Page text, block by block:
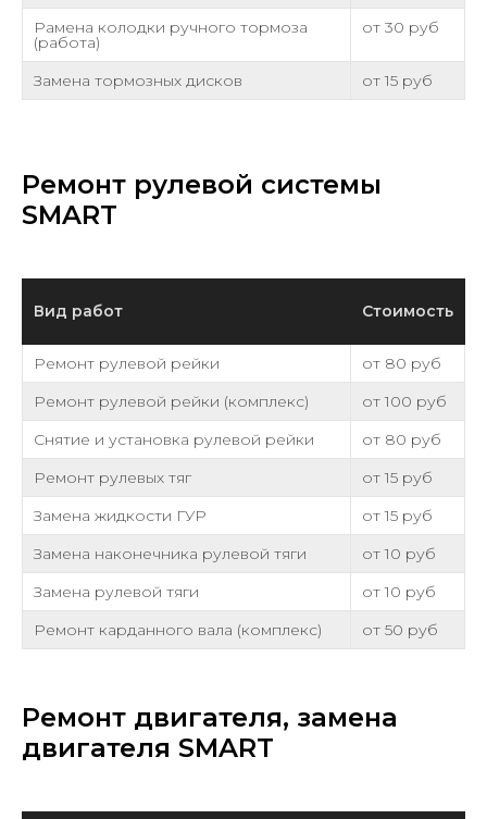
Pамена колодки ручного тормоза
(работа)
от 30 руб
Замена тормозных дисков от 15 руб
Ремонт рулевой системы
SMART
Вид работ Стоимость
Ремонт рулевой рейки
от 80 руб
Ремонт рулевой рейки (комплекс)
от 100 руб
Снятие и установка рулевой рейки
от 80 руб
Ремонт рулевых тяг
от 15 руб
Замена жидкости ГУР
от 15 руб
Замена наконечника рулевой тяги
от 10 руб
Замена рулевой тяги
от 10 руб
Ремонт карданного вала (комплекс)
от 50 руб
Ремонт двигателя, замена
двигателя SMART